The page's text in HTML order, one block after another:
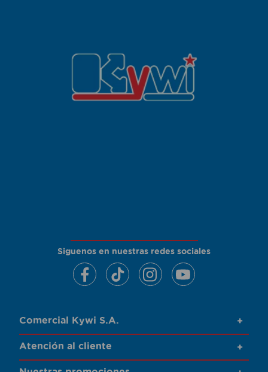
Siguenos en nuestras redes sociales
Comercial Kywi S.A. +
Atención al cliente +